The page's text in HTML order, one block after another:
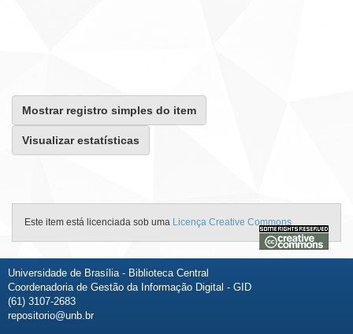
Mostrar registro simples do item
Visualizar estatísticas
Este item está licenciada sob uma Licença Creative Commons
Universidade de Brasília - Biblioteca Central
Coordenadoria de Gestão da Informação Digital - GID
(61) 3107-2683
repositorio@unb.br